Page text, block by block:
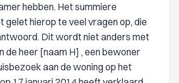
hebben. Het summiere
gelet hierop te veel vragen op, die
Dit wordt niet anders met
de heer [naam H] , een bewoner
aan de woning op het